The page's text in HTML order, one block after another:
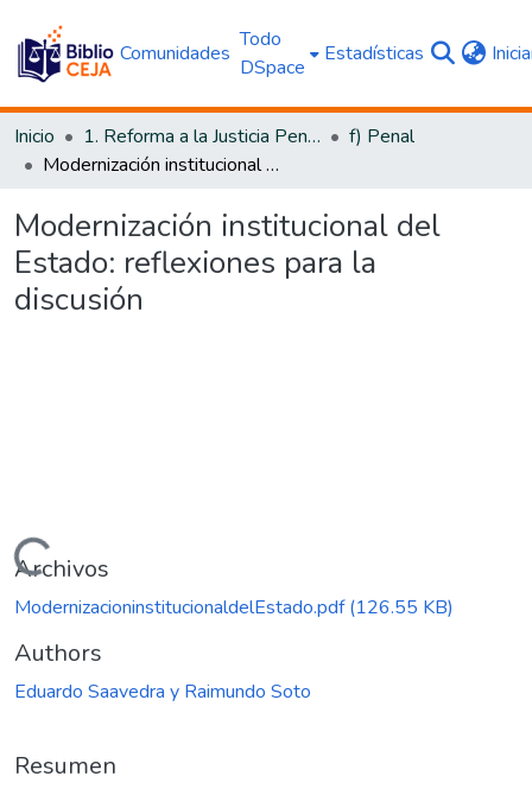
Comunidades
Todo
DSpace
Estadísticas
Inicio 1. Reforma a la Justicia Penal
f) Penal
Modernización institucional del Estado: reflexiones para la discusión
Modernización institucional del
Estado: reflexiones para la
discusión
Cargando...
Archivos
ModernizacioninstitucionaldelEstado.pdf(126.55 KB)
Authors
Eduardo Saavedra y Raimundo Soto
Resumen